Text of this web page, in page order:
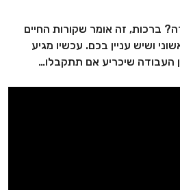
ברכות, זה אומר שקורות החיים
ושיש עניין בכם. עכשיו מגיע
העבודה שיכריע אם תתקבלו…